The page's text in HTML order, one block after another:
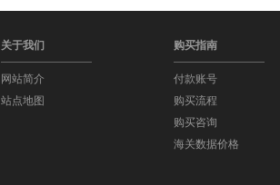
关于我们
网站简介
站点地图
购买指南
付款账号
购买流程
购买咨询
海关数据价格